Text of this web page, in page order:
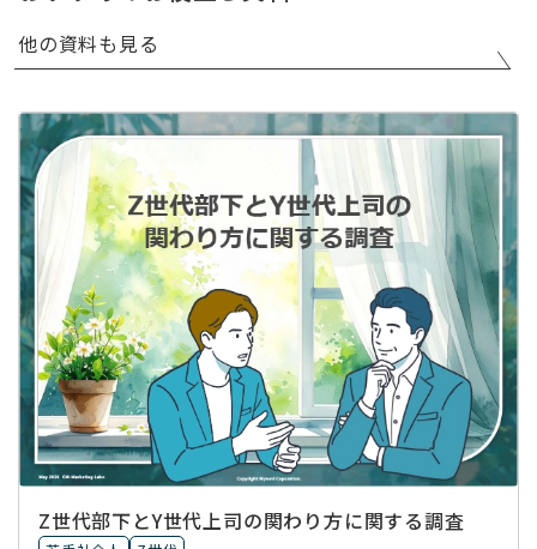
他の資料も見る
Z世代部下とY世代上司の関わり方に関する調査